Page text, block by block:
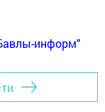
информ"